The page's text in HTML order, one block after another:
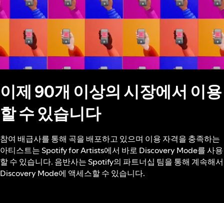
이제 90개 이상의 시장에서 이용
할 수 있습니다
참여 배급사를 통해 곡을 배포하고 있으며 이용 자격을 충족하는
아티스트는 Spotify for Artists에서 바로 Discovery Mode를 사용
할 수 있습니다. 음반사는 Spotify의 파트너십 팀을 통해 계속해서
Discovery Mode에 액세스할 수 있습니다.